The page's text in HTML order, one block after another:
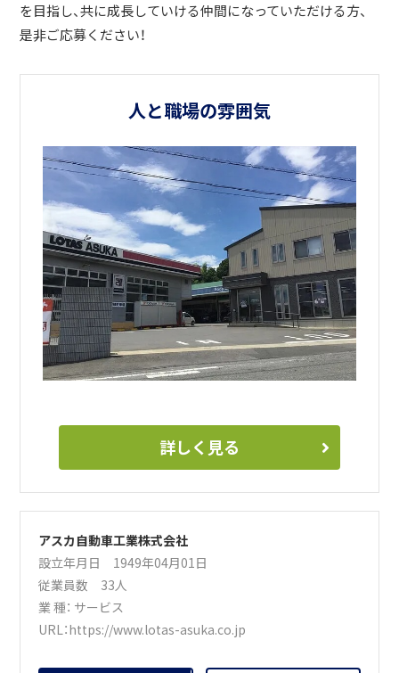
を目指し、共に成長していける仲間になっていただける方、
是非ご応募ください！
人と職場の雰囲気
詳しく見る
アスカ自動車工業株式会社
設立年月日 1949年04月01日
従業員数 33人
業 種： サービス
URL：https://www.lotas-asuka.co.jp